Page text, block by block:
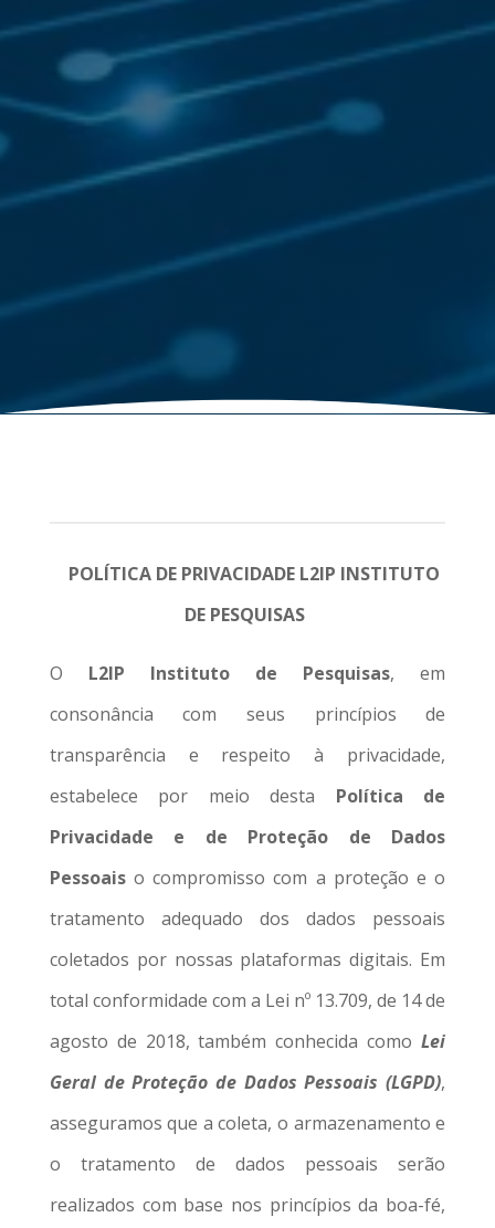
POLÍTICA DE PRIVACIDADE L2IP INSTITUTO
DE PESQUISAS
O L2IP Instituto de Pesquisas, em
consonância com seus princípios de
transparência e respeito à privacidade,
estabelece por meio desta Política de
Privacidade e de Proteção de Dados
Pessoaiso compromisso com a proteção e o
tratamento adequado dos dados pessoais
coletados por nossas plataformas digitais. Em
total conformidade com a Lei nº 13.709, de 14 de
agosto de 2018, também conhecida comoLei
Geral de Proteção de Dados Pessoais (LGPD),
asseguramos que a coleta, o armazenamento e
o tratamento de dados pessoais serão
realizados com base nos princípios da boa-fé,